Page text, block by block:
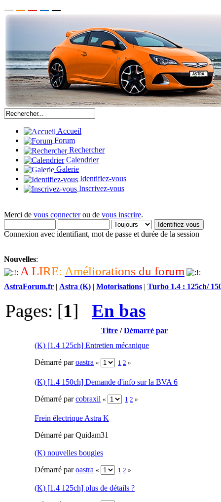
Accueil
Forum
Rechercher
Calendrier
Galerie
Identifiez-vous
Inscrivez-vous
Merci de vous connecterou de vous inscrire.
Connexion avec identifiant, mot de passe et durée de la session
Nouvelles:
A LIRE: Améliorations du forum
AstraForum.fr | Astra (K) | Motorisations | Turbo 1.4 : 125ch/
Pages: [1] En bas
Titre /Démarré par
(K) [1.4 125ch] Entretien mécanique
Démarré paroastra « 1 2 »
(K) [1.4 150ch] Demande d'info sur la BVA 6
Démarré parcobraxil « 1 2 »
Frein électrique Astra K
Démarré par Quidam31
(K) nouvelles bougies
Démarré paroastra « 1 2 »
(K) [1.4 125ch] plus de détails ?